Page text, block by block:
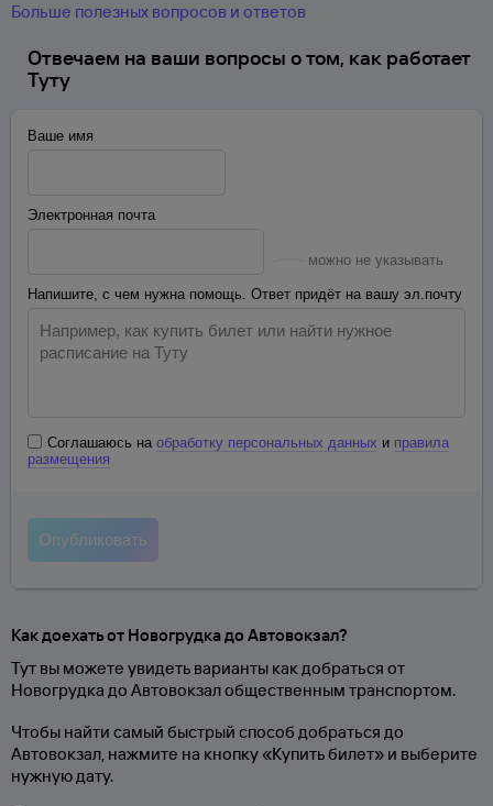
Больше полезных вопросов и ответов
Отвечаем на ваши вопросы о том, как работает
Туту
Ваше имя
Электронная почта
можно не указывать
Напишите, с чем нужна помощь. Ответ придёт на вашу эл.почту
Соглашаюсь на обработку персональных данных и правила
размещения
Как доехать от Новогрудка до Автовокзал?
Тут вы можете увидеть варианты как добраться от
Новогрудка до Автовокзал общественным транспортом.
Чтобы найти самый быстрый способ добраться до
Автовокзал, нажмите на кнопку «Купить билет» и выберите
нужную дату.